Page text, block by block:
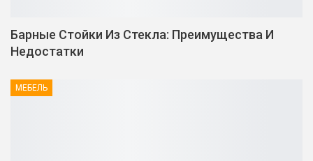
Барные Стойки Из Стекла: Преимущества И
Недостатки
МЕБЕЛЬ